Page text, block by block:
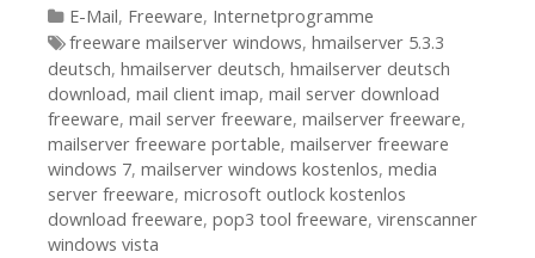
Kategorien
E-Mail, Freeware, Internetprogramme
Tags
freeware mailserver windows, hmailserver 5.3.3
deutsch, hmailserver deutsch, hmailserver deutsch
download, mail client imap, mail server download
freeware, mail server freeware, mailserver freeware,
mailserver freeware portable, mailserver freeware
windows 7, mailserver windows kostenlos, media
server freeware, microsoft outlock kostenlos
download freeware, pop3 tool freeware, virenscanner
windows vista